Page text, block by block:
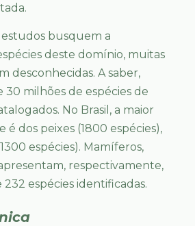
busquem a
deste domínio, muitas
desconhecidas. A saber,
milhões de espécies de
No Brasil, a maior
dos peixes (1800 espécies),
espécies). Mamíferos,
respectivamente,
232 espécies identificadas.